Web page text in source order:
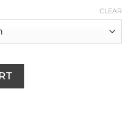
CLEAR
1 Box quantity